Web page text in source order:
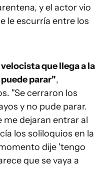
y el actor vio
le escurría entre los
que llega a la
parar",
"Se cerraron los
y no pude parar.
me dejaran entrar al
los soliloquios en la
dije 'tengo
que se vaya a